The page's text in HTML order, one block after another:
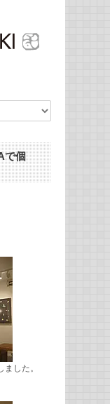
で個
した。